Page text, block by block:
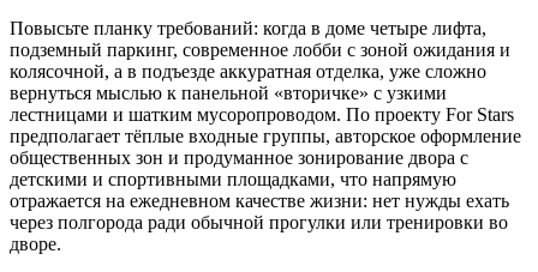
Повысьте планку требований: когда в доме четыре лифта,
подземный паркинг, современное лобби с зоной ожидания и
колясочной, а в подъезде аккуратная отделка, уже сложно
вернуться мыслью к панельной «вторичке» с узкими
лестницами и шатким мусоропроводом. По проекту For Stars
предполагает тёплые входные группы, авторское оформление
общественных зон и продуманное зонирование двора с
детскими и спортивными площадками, что напрямую
отражается на ежедневном качестве жизни: нет нужды ехать
через полгорода ради обычной прогулки или тренировки во
дворе.